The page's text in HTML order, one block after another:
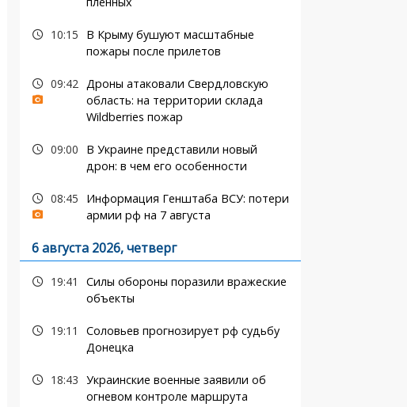
10:15
В Крыму бушуют масштабные
пожары после прилетов
09:42 Дроны атаковали Свердловскую
область: на территории склада
Wildberries пожар
09:00
В Украине представили новый
дрон: в чем его особенности
08:45
Информация Генштаба ВСУ: потери
армии рф на 7 августа
6 августа 2026, четверг
19:41
Силы обороны поразили вражеские
объекты
19:11
Соловьев прогнозирует рф судьбу
Донецка
18:43 Украинские военные заявили об
огневом контроле маршрута